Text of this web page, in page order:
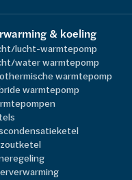
& koeling
lucht-warmtepomp
water warmtepomp
warmtepomp
warmtepomp